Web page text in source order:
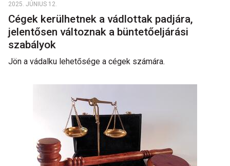
2025. JÚNIUS 12.
Cégek kerülhetnek a vádlottak padjára,
jelentősen változnak a büntetőeljárási
szabályok
Jön a vádalku lehetősége a cégek számára.